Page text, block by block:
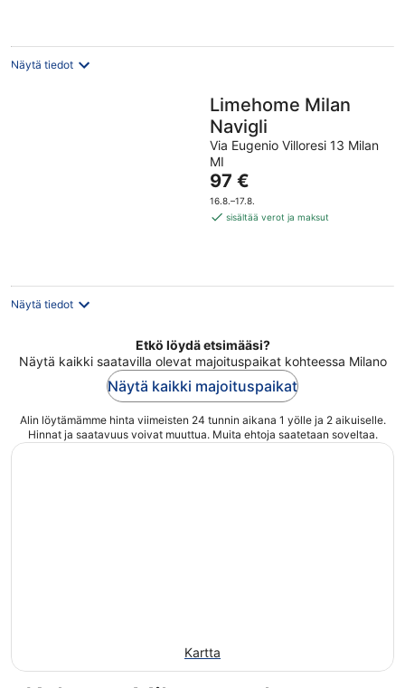
Näytä tiedot
Limehome Milan
Navigli
Via Eugenio Villoresi 13 Milan
MI
Hinta
on
97 €
97 €
16.8.–17.8.
sisältää verot ja maksut
Näytä tiedot
Etkö löydä etsimääsi?
Näytä kaikki saatavilla olevat majoituspaikat kohteessa Milano
Näytä kaikki majoituspaikat
Alin löytämämme hinta viimeisten 24 tunnin aikana 1 yölle ja 2 aikuiselle.
Hinnat ja saatavuus voivat muuttua. Muita ehtoja saatetaan soveltaa.
Kartta